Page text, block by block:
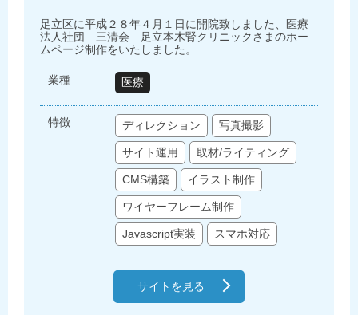
足立区に平成２８年４月１日に開院致しました、医療
法人社団 三清会 足立本木腎クリニックさまのホー
ムページ制作をいたしました。
業種 医療
特徴 ディレクション 写真撮影
サイト運用 取材/ライティング
CMS構築 イラスト制作
ワイヤーフレーム制作
Javascript実装 スマホ対応
サイトを見る